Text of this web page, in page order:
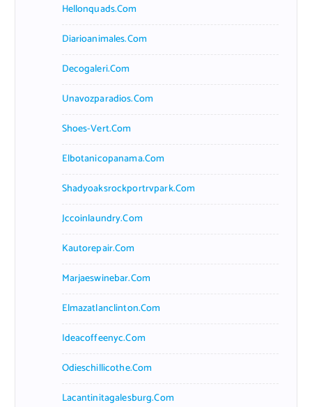
Hellonquads.com
Diarioanimales.com
Decogaleri.com
Unavozparadios.com
Shoes-Vert.com
Elbotanicopanama.com
Shadyoaksrockportrvpark.com
Jccoinlaundry.com
Kautorepair.com
Marjaeswinebar.com
Elmazatlanclinton.com
Ideacoffeenyc.com
Odieschillicothe.com
Lacantinitagalesburg.com